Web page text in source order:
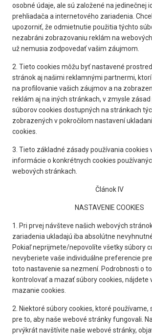
osobné údaje, ale sú založené na jedinečnej
prehliadača a internetového zariadenia.
upozorniť, že odmietnutie použitia týchto
nezabráni zobrazovaniu reklám na
už nemusia zodpovedať vašim záujmom.
2. Tieto cookies môžu byť nastavené
stránok aj našimi reklamnými partnermi,
na profilovanie vašich záujmov a na
reklám aj na iných stránkach, v zmysle zásad
súborov cookies dostupných na stránkach
zobrazených v pokročilom nastavení
cookies.
3. Tieto základné zásady používania cookies
informácie o konkrétnych cookies
webových stránkach.
Článok IV
NASTAVENIE COOKIES
1. Pri prvej návšteve našich webových
zariadenia ukladajú iba absolútne
Pokiaľ neprijmete/nepovolíte všetky súbory
nevyberiete vaše individuálne preferencie
toto nastavenie sa nezmení. Podrobnosti o
kontrolovať a mazať súbory cookies, nájdete
mazanie cookies.
2. Niektoré súbory cookies, ktoré používame,
pre to, aby naše webové stránky fungovali.
prvýkrát navštívite naše webové stránky,